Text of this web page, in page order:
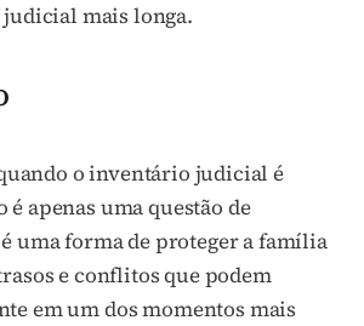
judicial mais longa.
o inventário judicial é
apenas uma questão de
uma forma de proteger a família
e conflitos que podem
em um dos momentos mais